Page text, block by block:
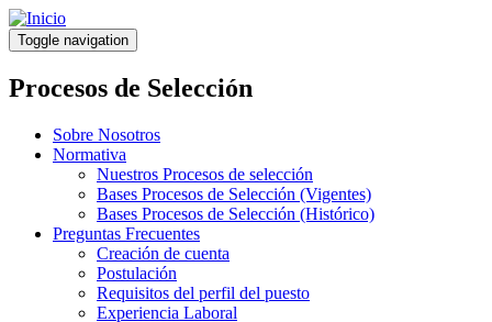
Pasar
al
contenido
principal
Toggle navigation
Procesos de Selección
Sobre Nosotros
Normativa
Nuestros Procesos de selección
Bases Procesos de Selección (Vigentes)
Bases Procesos de Selección (Histórico)
Preguntas Frecuentes
Creación de cuenta
Postulación
Requisitos del perfil del puesto
Experiencia Laboral